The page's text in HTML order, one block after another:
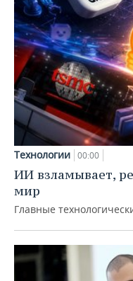
Технологии 00:00
ИИ взламывает,
мир
Главные